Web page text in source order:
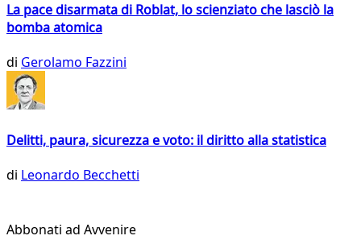
La pace disarmata di Roblat, lo scienziato che lasciò la
bomba atomica
di Gerolamo Fazzini
Delitti, paura, sicurezza e voto: il diritto alla statistica
di Leonardo Becchetti
Abbonati ad Avvenire